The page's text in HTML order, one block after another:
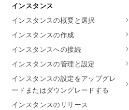
インスタンス
インスタンスの概要と選択
インスタンスの作成
インスタンスへの接続
インスタンスの管理と設定
インスタンスの設定をアップグレ
ードまたはダウングレードする
インスタンスのリリース